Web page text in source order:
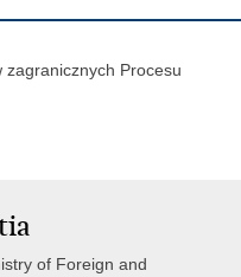
zagranicznych Procesu
of Foreign and